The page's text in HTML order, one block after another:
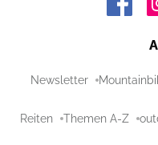
Newsletter
Reiten Themen A-Z